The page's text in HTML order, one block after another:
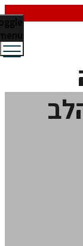
Toggle
menu